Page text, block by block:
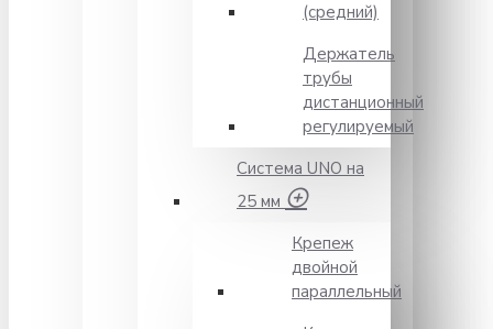
(средний)
Держатель
трубы
дистанционный
регулируемый
Система UNO на
25 мм
Крепеж
двойной
параллельный